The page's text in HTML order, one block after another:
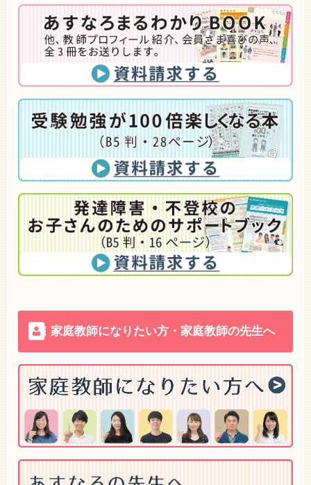
家庭教師になりたい方・家庭教師の先生へ